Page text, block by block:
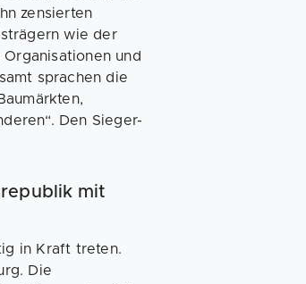
zensierten
wie der
und
sprachen die
Den Sieger-
mit
in Kraft treten.
Die